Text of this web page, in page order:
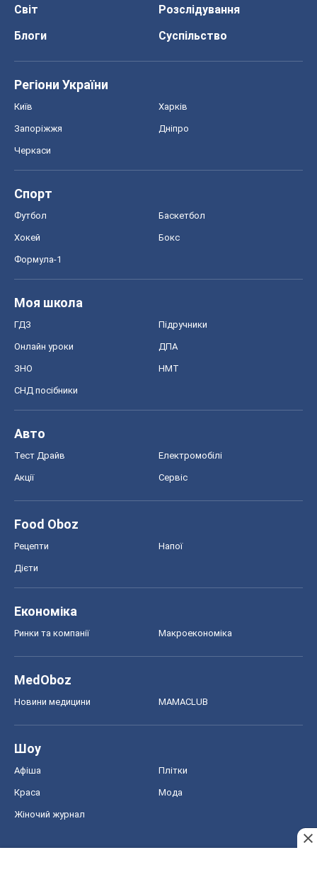
Світ
Розслідування
Блоги
Суспільство
Регіони України
Київ Харків
Запоріжжя Дніпро
Черкаси
Спорт
Футбол Баскетбол
Хокей Бокс
Формула-1
Моя школа
ГДЗ Підручники
Онлайн уроки ДПА
ЗНО НМТ
СНД посібники
Авто
Тест Драйв Електромобілі
Акції Сервіс
Food Oboz
Рецепти Напої
Дієти
Економіка
Ринки та компанії Макроекономіка
MedOboz
Новини медицини MAMACLUB
Шоу
Афіша Плітки
Краса Мода
Жіночий журнал